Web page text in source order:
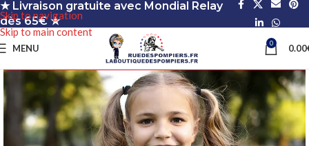
Skip to navigation
Skip to main content
★ Livraison gratuite avec Mondial Relay
dès 65€ ★
MENU 0 0.00